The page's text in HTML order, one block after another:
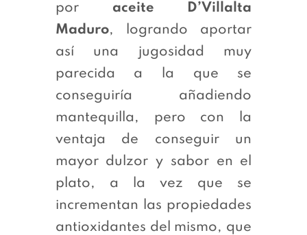
por aceite D’Villalta
Maduro, logrando aportar
así una jugosidad muy
parecida a la que se
conseguiría añadiendo
mantequilla, pero con la
ventaja de conseguir un
mayor dulzor y sabor en el
plato, a la vez que se
incrementan las propiedades
antioxidantes del mismo, que